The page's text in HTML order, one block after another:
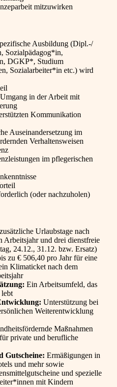
mitzuwirken
Ausbildung (Dipl.-/
Sozialpädagog*in,
DGKP*, Studium
Sozialarbeiter*in etc.) wird
in der Arbeit mit
Kommunikation
Auseinandersetzung im
Verhaltensweisen
im pflegerischen
(oder nachzuholen)
Urlaubstage nach
Arbeitsjahr und drei dienstfreie
24.12., 31.12. bzw. Ersatz)
zu € 506,40 pro Jahr für eine
Klimaticket nach dem
Ein Arbeitsumfeld, das
Unterstützung bei
Weiterentwicklung
Maßnahmen
private und berufliche
Gutscheine: Ermäßigungen in
und mehr sowie
und spezielle
mit Kindern